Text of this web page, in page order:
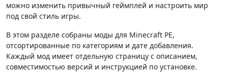
можно изменить привычный геймплей и настроить мир
под свой стиль игры.
В этом разделе собраны моды для Minecraft PE,
отсортированные по категориям и дате добавления.
Каждый мод имеет отдельную страницу с описанием,
совместимостью версий и инструкцией по установке.